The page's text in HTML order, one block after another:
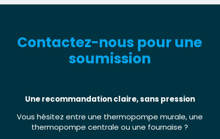
Contactez-nous pour une
soumission
Une recommandation claire, sans pression
Vous hésitez entre une thermopompe murale, une
thermopompe centrale ou une fournaise ?